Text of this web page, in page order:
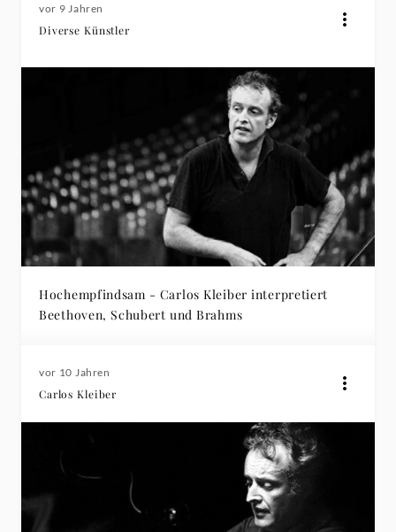
vor 9 Jahren
Diverse Künstler
Hochempfindsam - Carlos Kleiber interpretiert
Beethoven, Schubert und Brahms
vor 10 Jahren
Carlos Kleiber